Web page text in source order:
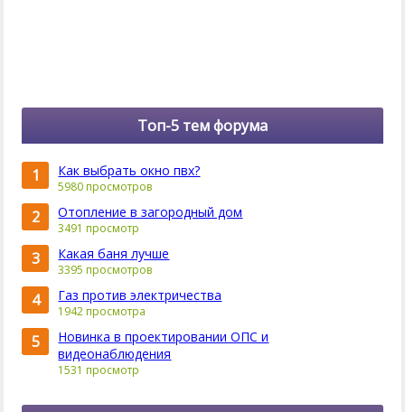
Топ-5 тем форума
1 Как выбрать окно пвх?
5980 просмотров
2 Отопление в загородный дом
3491 просмотр
3 Какая баня лучше
3395 просмотров
4 Газ против электричества
1942 просмотра
5
Новинка в проектировании ОПС и
видеонаблюдения
1531 просмотр